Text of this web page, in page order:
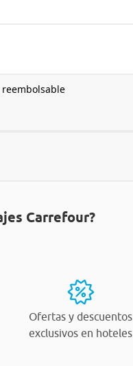
reembolsable
Carrefour?
Ofertas y descuentos
exclusivos en hoteles